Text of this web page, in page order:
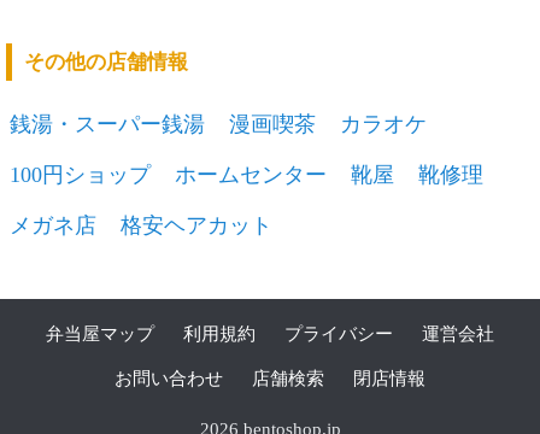
その他の店舗情報
銭湯・スーパー銭湯 漫画喫茶 カラオケ
100円ショップ ホームセンター 靴屋 靴修理
メガネ店 格安ヘアカット
弁当屋マップ 利用規約 プライバシー 運営会社
お問い合わせ 店舗検索 閉店情報
2026 bentoshop.jp